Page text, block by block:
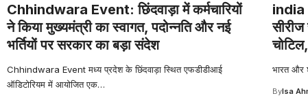
Chhindwara Event: छिंदवाड़ा में कर्मचारियों
ने किया मुख्यमंत्री का स्वागत, पदोन्नति और नई
भर्तियों पर सरकार का बड़ा संदेश
Chhindwara Event मध्य प्रदेश के छिंदवाड़ा स्थित एफडीडीआई
ऑडिटोरियम में आयोजित एक…
india
भारत और
ByIsa